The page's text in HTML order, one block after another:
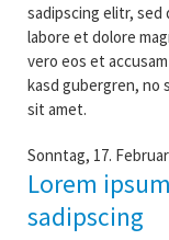
sadipscing elitr, sed
labore et dolore
vero eos et
kasd gubergren, no
sit amet.
Sonntag, 17.
Lorem
sadipscing